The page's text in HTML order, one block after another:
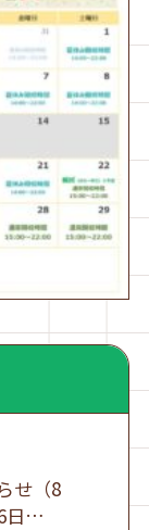
せ（8
日